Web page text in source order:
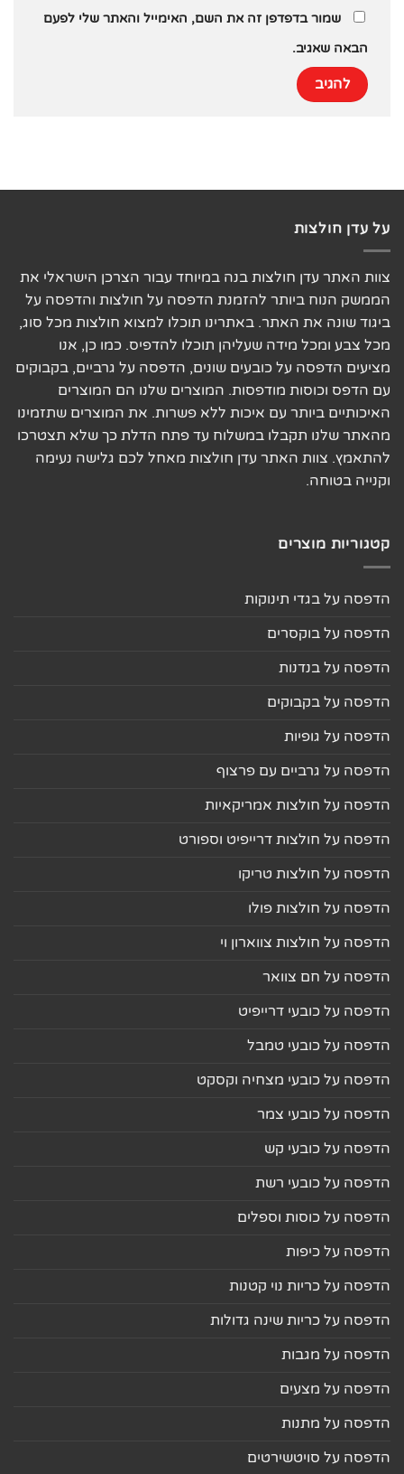
שמור בדפדפן זה את השם, האימייל והאתר שלי לפעם
הבאה שאגיב.
על עדן חולצות
צוות האתר עדן חולצות בנה במיוחד עבור הצרכן הישראלי את
הממשק הנוח ביותר להזמנת הדפסה על חולצות והדפסה על
ביגוד שונה את האתר. באתרינו תוכלו למצוא חולצות מכל סוג,
מכל צבע ומכל מידה שעליהן תוכלו להדפיס. כמו כן, אנו
מציעים הדפסה על כובעים שונים, הדפסה על גרביים, בקבוקים
עם הדפס וכוסות מודפסות. המוצרים שלנו הם המוצרים
האיכותיים ביותר עם איכות ללא פשרות. את המוצרים שתזמינו
מהאתר שלנו תקבלו במשלוח עד פתח הדלת כך שלא תצטרכו
להתאמץ. צוות האתר עדן חולצות מאחל לכם גלישה נעימה
וקנייה בטוחה.
קטגוריות מוצרים
הדפסה על בגדי תינוקות
הדפסה על בוקסרים
הדפסה על בנדנות
הדפסה על בקבוקים
הדפסה על גופיות
הדפסה על גרביים עם פרצוף
הדפסה על חולצות אמריקאיות
הדפסה על חולצות דרייפיט וספורט
הדפסה על חולצות טריקו
הדפסה על חולצות פולו
הדפסה על חולצות צווארון וי
הדפסה על חם צוואר
הדפסה על כובעי דרייפיט
הדפסה על כובעי טמבל
הדפסה על כובעי מצחיה וקסקט
הדפסה על כובעי צמר
הדפסה על כובעי קש
הדפסה על כובעי רשת
הדפסה על כוסות וספלים
הדפסה על כיפות
הדפסה על כריות נוי קטנות
הדפסה על כריות שינה גדולות
הדפסה על מגבות
הדפסה על מצעים
הדפסה על מתנות
הדפסה על סויטשירטים